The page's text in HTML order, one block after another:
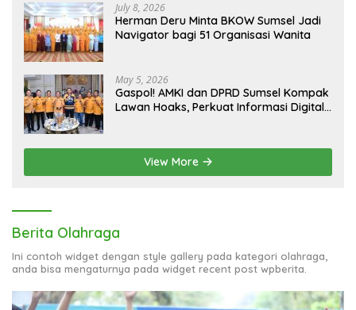
July 8, 2026
Herman Deru Minta BKOW Sumsel Jadi
Navigator bagi 51 Organisasi Wanita
May 5, 2026
Gaspol! AMKI dan DPRD Sumsel Kompak
Lawan Hoaks, Perkuat Informasi Digital
View More
Berita Olahraga
Ini contoh widget dengan style gallery pada kategori olahraga,
anda bisa mengaturnya pada widget recent post wpberita.